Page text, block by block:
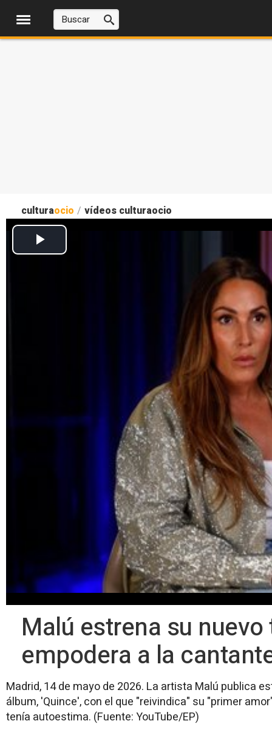
culturaocio / vídeos culturaocio
Malú estrena su
empodera a la
Madrid, 14 de mayo de 2026. La artista Malú publica
álbum, 'Quince', con el que "reivindica" su "primer
tenía autoestima. (Fuente: YouTube/EP)